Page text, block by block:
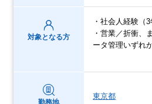
対象となる方
・社会人経験（3
・営業／折衝、
ータ管理いずれ
勤務地
東京都